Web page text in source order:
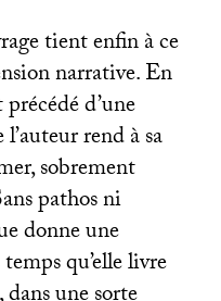
tient enfin à ce
narrative. En
d’une
rend à sa
sobrement
pathos ni
donne une
qu’elle livre